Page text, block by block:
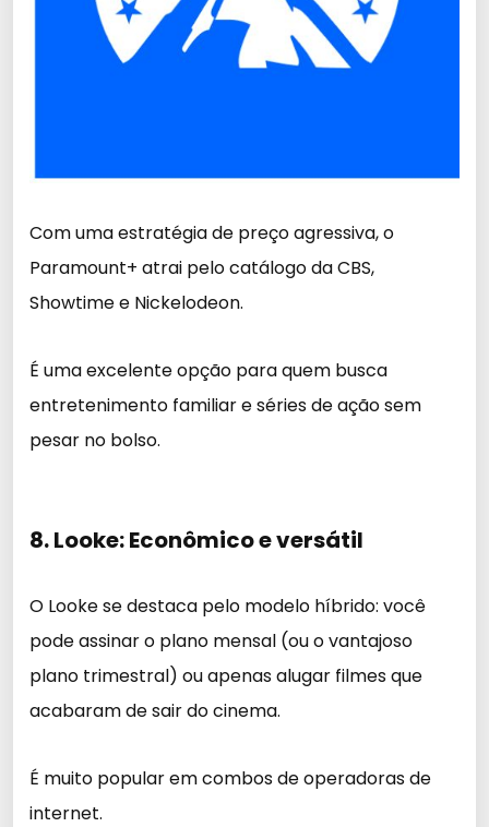
Com uma estratégia de preço agressiva, o
Paramount+ atrai pelo catálogo da CBS,
Showtime e Nickelodeon.
É uma excelente opção para quem busca
entretenimento familiar e séries de ação sem
pesar no bolso.
8. Looke: Econômico e versátil
O Looke se destaca pelo modelo híbrido: você
pode assinar o plano mensal (ou o vantajoso
plano trimestral) ou apenas alugar filmes que
acabaram de sair do cinema.
É muito popular em combos de operadoras de
internet.